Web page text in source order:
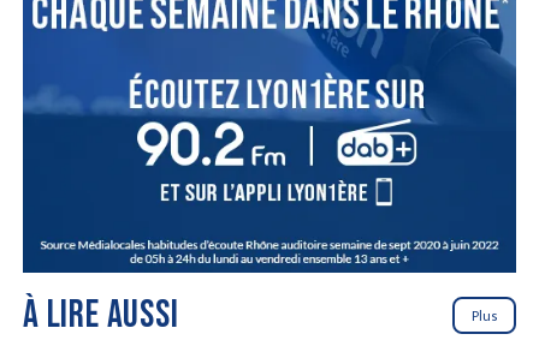
À LIRE AUSSI Plus